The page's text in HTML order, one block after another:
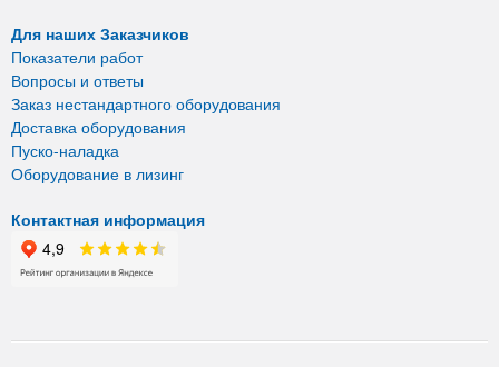
Для наших Заказчиков
Показатели работ
Вопросы и ответы
Заказ нестандартного оборудования
Доставка оборудования
Пуско-наладка
Оборудование в лизинг
Контактная информация